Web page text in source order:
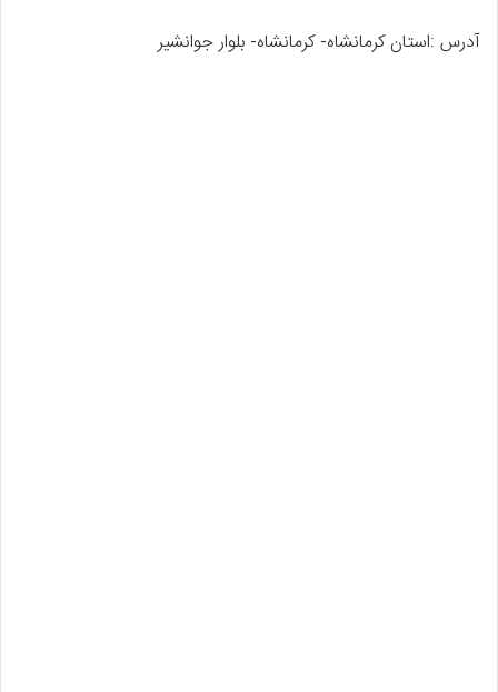
آدرس :استان کرمانشاه- کرمانشاه- بلوار جوانشیر